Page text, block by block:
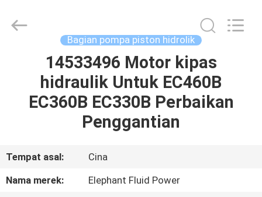
RUMAH
PRODUK
KAMI
Power
Co.,Ltd.
Bagian pompa piston hidrolik
14533496 Motor kipas
hidraulik Untuk EC460B
EC360B EC330B Perbaikan
Penggantian
Tempat asal:
Cina
Nama merek:
Elephant Fluid Power